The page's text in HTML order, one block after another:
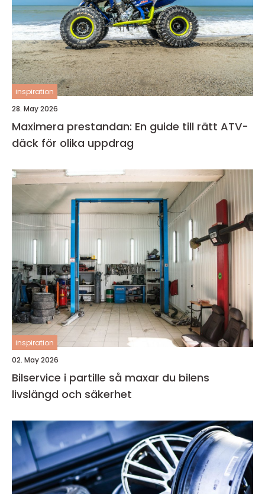
inspiration
28. May 2026
Maximera prestandan: En guide till rätt ATV-
däck för olika uppdrag
inspiration
02. May 2026
Bilservice i partille så maxar du bilens
livslängd och säkerhet